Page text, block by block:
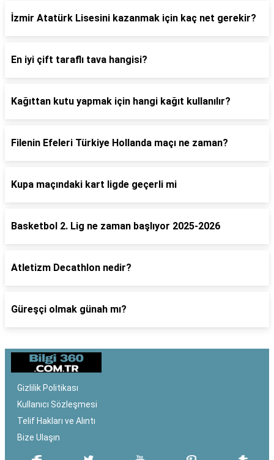
İzmir Atatürk Lisesini kazanmak için kaç net gerekir?
En iyi çift taraflı tava hangisi?
Kağıttan kutu yapmak için hangi kağıt kullanılır?
Filenin Efeleri Türkiye Hollanda maçı ne zaman?
Kupa maçındaki kart ligde geçerli mi
Basketbol 2. Lig ne zaman başlıyor 2025-2026
Atletizm Decathlon nedir?
Güreşçi olmak günah mı?
Gizlilik Politikası
Kullanıcı Sözleşmesi
Telif Hakları ve Alıntı
Bize Ulaşın